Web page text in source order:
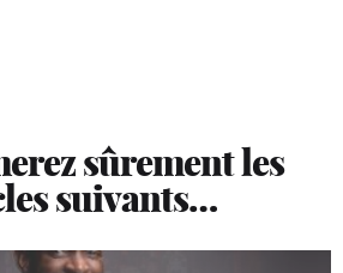
sûrement les
suivants…